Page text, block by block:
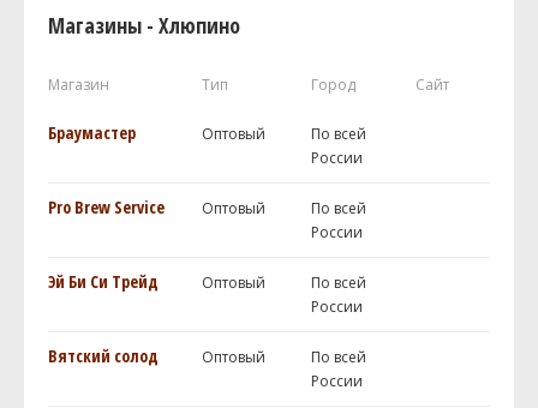
Магазины - Хлюпино
Магазин Тип Город Сайт
Браумастер Оптовый
По всей
России
Pro Brew Service Оптовый
По всей
России
Эй Би Си Трейд Оптовый
По всей
России
Вятский солод Оптовый
По всей
России